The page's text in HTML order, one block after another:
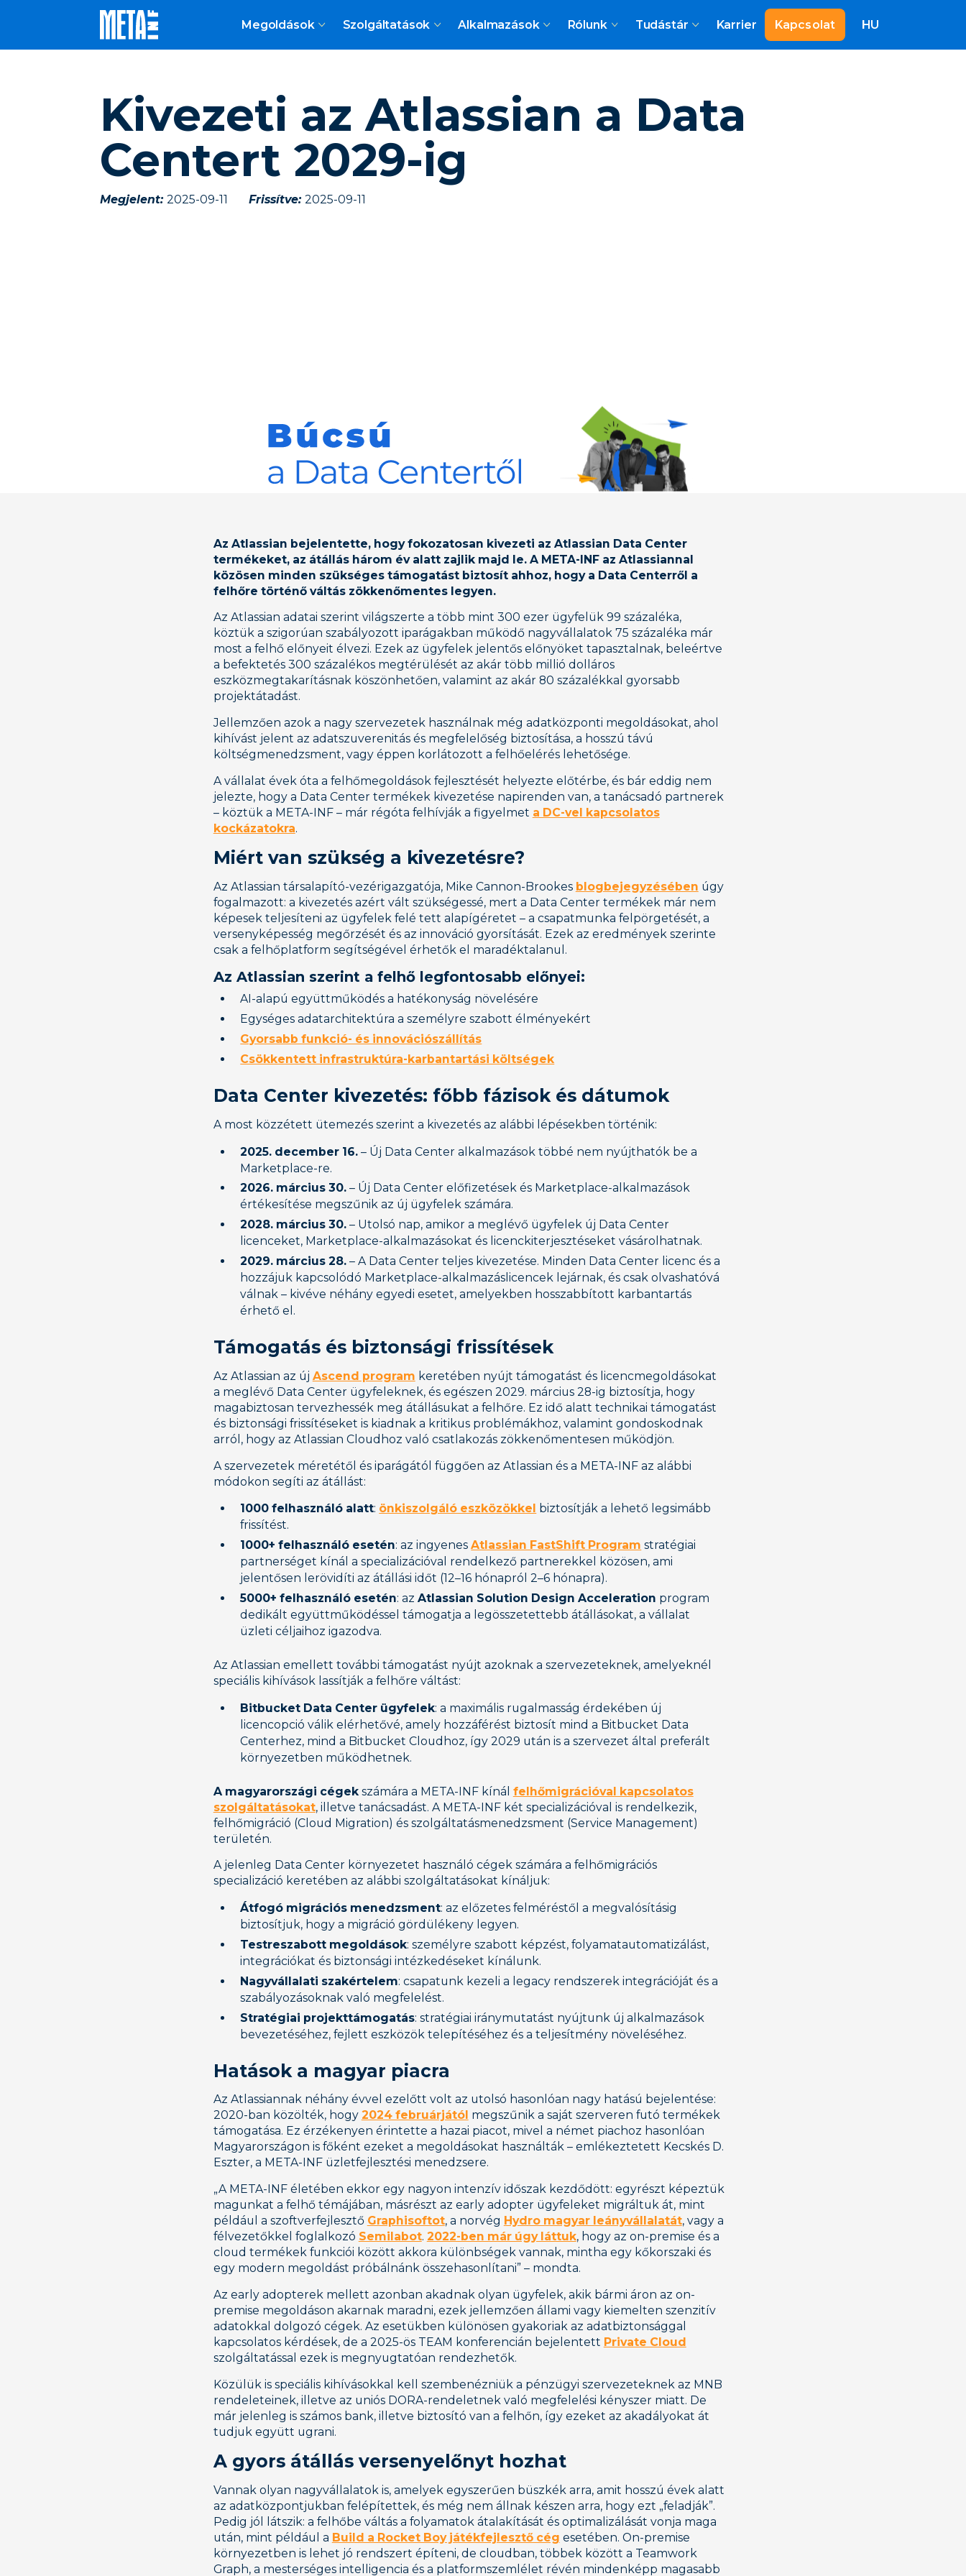
Megoldások Szolgáltatások Alkalmazások Rólunk Tudástár Karrier Kapcsolat HU
Kivezeti az Atlassian a Data
Centert 2029-ig
Megjelent: 2025-09-11 Frissítve: 2025-09-11
Az Atlassian bejelentette, hogy fokozatosan kivezeti az Atlassian Data Center
termékeket, az átállás három év alatt zajlik majd le. A META-INF az Atlassiannal
közösen minden szükséges támogatást biztosít ahhoz, hogy a Data Centerről a
felhőre történő váltás zökkenőmentes legyen.
Az Atlassian adatai szerint világszerte a több mint 300 ezer ügyfelük 99 százaléka,
köztük a szigorúan szabályozott iparágakban működő nagyvállalatok 75 százaléka már
most a felhő előnyeit élvezi. Ezek az ügyfelek jelentős előnyöket tapasztalnak, beleértve
a befektetés 300 százalékos megtérülését az akár több millió dolláros
eszközmegtakarításnak köszönhetően, valamint az akár 80 százalékkal gyorsabb
projektátadást.
Jellemzően azok a nagy szervezetek használnak még adatközponti megoldásokat, ahol
kihívást jelent az adatszuverenitás és megfelelőség biztosítása, a hosszú távú
költségmenedzsment, vagy éppen korlátozott a felhőelérés lehetősége.
A vállalat évek óta a felhőmegoldások fejlesztését helyezte előtérbe, és bár eddig nem
jelezte, hogy a Data Center termékek kivezetése napirenden van, a tanácsadó partnerek
– köztük a META-INF – már régóta felhívják a figyelmet a DC-vel kapcsolatos
kockázatokra.
Miért van szükség a kivezetésre?
Az Atlassian társalapító-vezérigazgatója, Mike Cannon-Brookes blogbejegyzésében úgy
fogalmazott: a kivezetés azért vált szükségessé, mert a Data Center termékek már nem
képesek teljesíteni az ügyfelek felé tett alapígéretet – a csapatmunka felpörgetését, a
versenyképesség megőrzését és az innováció gyorsítását. Ezek az eredmények szerinte
csak a felhőplatform segítségével érhetők el maradéktalanul.
Az Atlassian szerint a felhő legfontosabb előnyei:
AI-alapú együttműködés a hatékonyság növelésére
Egységes adatarchitektúra a személyre szabott élményekért
Gyorsabb funkció- és innovációszállítás
Csökkentett infrastruktúra-karbantartási költségek
Data Center kivezetés: főbb fázisok és dátumok
A most közzétett ütemezés szerint a kivezetés az alábbi lépésekben történik:
2025. december 16. – Új Data Center alkalmazások többé nem nyújthatók be a
Marketplace-re.
2026. március 30. – Új Data Center előfizetések és Marketplace-alkalmazások
értékesítése megszűnik az új ügyfelek számára.
2028. március 30. – Utolsó nap, amikor a meglévő ügyfelek új Data Center
licenceket, Marketplace-alkalmazásokat és licenckiterjesztéseket vásárolhatnak.
2029. március 28. – A Data Center teljes kivezetése. Minden Data Center licenc és a
hozzájuk kapcsolódó Marketplace-alkalmazáslicencek lejárnak, és csak olvashatóvá
válnak – kivéve néhány egyedi esetet, amelyekben hosszabbított karbantartás
érhető el.
Támogatás és biztonsági frissítések
Az Atlassian az új Ascend program keretében nyújt támogatást és licencmegoldásokat
a meglévő Data Center ügyfeleknek, és egészen 2029. március 28-ig biztosítja, hogy
magabiztosan tervezhessék meg átállásukat a felhőre. Ez idő alatt technikai támogatást
és biztonsági frissítéseket is kiadnak a kritikus problémákhoz, valamint gondoskodnak
arról, hogy az Atlassian Cloudhoz való csatlakozás zökkenőmentesen működjön.
A szervezetek méretétől és iparágától függően az Atlassian és a META-INF az alábbi
módokon segíti az átállást:
1000 felhasználó alatt: önkiszolgáló eszközökkel biztosítják a lehető legsimább
frissítést.
1000+ felhasználó esetén: az ingyenesAtlassian FastShift Program stratégiai
partnerséget kínál a specializációval rendelkező partnerekkel közösen, ami
jelentősen lerövidíti az átállási időt (12–16 hónapról 2–6 hónapra).
5000+ felhasználó esetén: azAtlassian Solution Design Acceleration program
dedikált együttműködéssel támogatja a legösszetettebb átállásokat, a vállalat
üzleti céljaihoz igazodva.
Az Atlassian emellett további támogatást nyújt azoknak a szervezeteknek, amelyeknél
speciális kihívások lassítják a felhőre váltást:
Bitbucket Data Center ügyfelek: a maximális rugalmasság érdekében új
licencopció válik elérhetővé, amely hozzáférést biztosít mind a Bitbucket Data
Centerhez, mind a Bitbucket Cloudhoz, így 2029 után is a szervezet által preferált
környezetben működhetnek.
A magyarországi cégekszámára a META-INF kínál felhőmigrációval kapcsolatos
szolgáltatásokat, illetve tanácsadást. A META-INF két specializációval is rendelkezik,
felhőmigráció (Cloud Migration) és szolgáltatásmenedzsment (Service Management)
területén.
A jelenleg Data Center környezetet használó cégek számára a felhőmigrációs
specializáció keretében az alábbi szolgáltatásokat kínáljuk:
Átfogó migrációs menedzsment: az előzetes felméréstől a megvalósításig
biztosítjuk, hogy a migráció gördülékeny legyen.
Testreszabott megoldások: személyre szabott képzést, folyamatautomatizálást,
integrációkat és biztonsági intézkedéseket kínálunk.
Nagyvállalati szakértelem: csapatunk kezeli a legacy rendszerek integrációját és a
szabályozásoknak való megfelelést.
Stratégiai projekttámogatás: stratégiai iránymutatást nyújtunk új alkalmazások
bevezetéséhez, fejlett eszközök telepítéséhez és a teljesítmény növeléséhez.
Hatások a magyar piacra
Az Atlassiannak néhány évvel ezelőtt volt az utolsó hasonlóan nagy hatású bejelentése:
2020-ban közölték, hogy 2024 februárjától megszűnik a saját szerveren futó termékek
támogatása. Ez érzékenyen érintette a hazai piacot, mivel a német piachoz hasonlóan
Magyarországon is főként ezeket a megoldásokat használták – emlékeztetett Kecskés D.
Eszter, a META-INF üzletfejlesztési menedzsere.
„A META-INF életében ekkor egy nagyon intenzív időszak kezdődött: egyrészt képeztük
magunkat a felhő témájában, másrészt az early adopter ügyfeleket migráltuk át, mint
például a szoftverfejlesztő Graphisoftot, a norvég Hydro magyar leányvállalatát, vagy a
félvezetőkkel foglalkozó Semilabot. 2022-ben már úgy láttuk, hogy az on-premise és a
cloud termékek funkciói között akkora különbségek vannak, mintha egy kőkorszaki és
egy modern megoldást próbálnánk összehasonlítani” – mondta.
Az early adopterek mellett azonban akadnak olyan ügyfelek, akik bármi áron az on-
premise megoldáson akarnak maradni, ezek jellemzően állami vagy kiemelten szenzitív
adatokkal dolgozó cégek. Az esetükben különösen gyakoriak az adatbiztonsággal
kapcsolatos kérdések, de a 2025-ös TEAM konferencián bejelentett Private Cloud
szolgáltatással ezek is megnyugtatóan rendezhetők.
Közülük is speciális kihívásokkal kell szembenézniük a pénzügyi szervezeteknek az MNB
rendeleteinek, illetve az uniós DORA-rendeletnek való megfelelési kényszer miatt. De
már jelenleg is számos bank, illetve biztosító van a felhőn, így ezeket az akadályokat át
tudjuk együtt ugrani.
A gyors átállás versenyelőnyt hozhat
Vannak olyan nagyvállalatok is, amelyek egyszerűen büszkék arra, amit hosszú évek alatt
az adatközpontjukban felépítettek, és még nem állnak készen arra, hogy ezt „feladják”.
Pedig jól látszik: a felhőbe váltás a folyamatok átalakítását és optimalizálását vonja maga
után, mint például a Build a Rocket Boy játékfejlesztő cég esetében. On-premise
környezetben is lehet jó rendszert építeni, de cloudban, többek között a Teamwork
Graph, a mesterséges intelligencia és a platformszemlélet révén mindenképp magasabb